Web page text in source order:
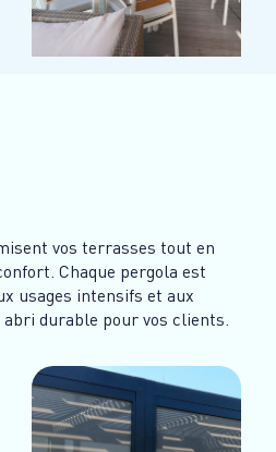
vos terrasses tout en
Chaque pergola est
usages intensifs et aux
durable pour vos clients.